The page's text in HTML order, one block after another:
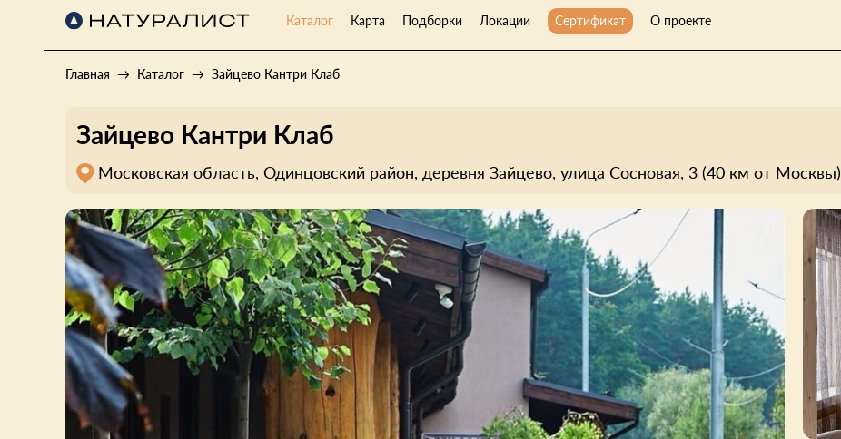
Каталог Карта Подборки Локации Сертификат О проекте
Главная Каталог Зайцево Кантри Клаб
Зайцево Кантри Клаб
Московская область, Одинцовский район, деревня Зайцево, улица Сосновая, 3 (40 км от Москвы)